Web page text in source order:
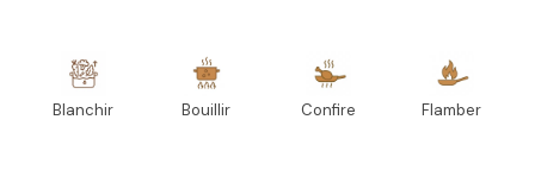
Blanchir Bouillir Confire Flamber